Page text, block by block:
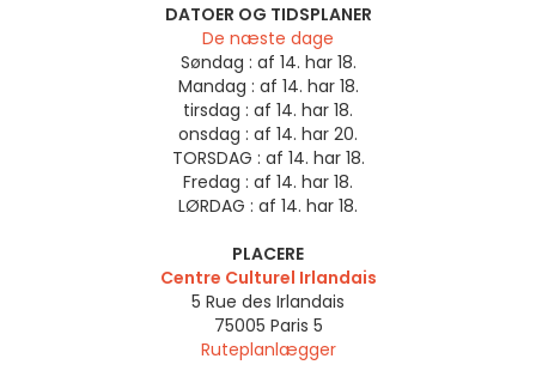
DATOER OG TIDSPLANER
De næste dage
Søndag : af 14. har 18.
Mandag : af 14. har 18.
tirsdag : af 14. har 18.
onsdag : af 14. har 20.
TORSDAG : af 14. har 18.
Fredag : af 14. har 18.
LØRDAG : af 14. har 18.
PLACERE
Centre Culturel Irlandais
5 Rue des Irlandais
75005 Paris 5
Ruteplanlægger